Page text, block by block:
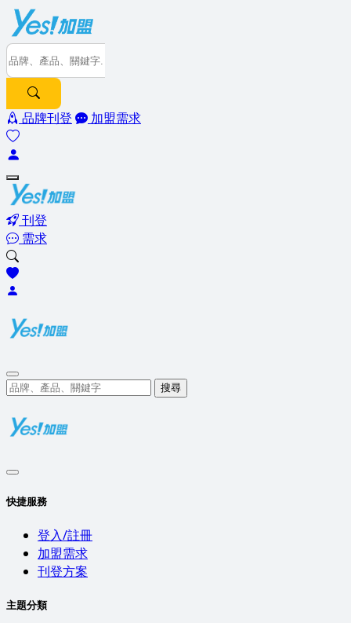
品牌刊登 加盟需求
刊登
需求
搜尋
快捷服務
登入/註冊
加盟需求
刊登方案
主題分類